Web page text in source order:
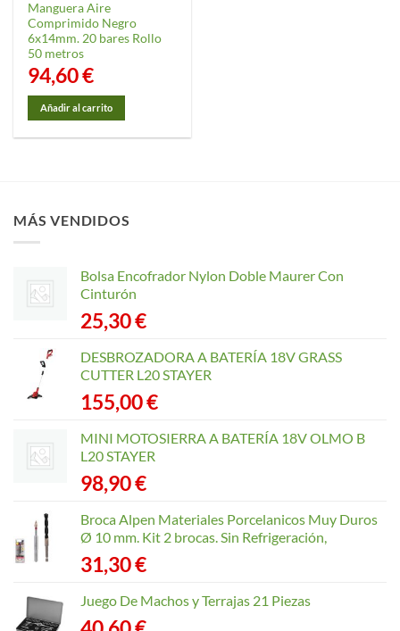
Manguera Aire
Comprimido Negro
6x14mm. 20 bares Rollo
50 metros
94,60€
Añadir al carrito
MÁS VENDIDOS
Bolsa Encofrador Nylon Doble Maurer Con
Cinturón
25,30€
DESBROZADORA A BATERÍA 18V GRASS
CUTTER L20 STAYER
155,00€
MINI MOTOSIERRA A BATERÍA 18V OLMO B
L20 STAYER
98,90€
Broca Alpen Materiales Porcelanicos Muy Duros
Ø 10 mm. Kit 2 brocas. Sin Refrigeración,
31,30€
Juego De Machos y Terrajas 21 Piezas